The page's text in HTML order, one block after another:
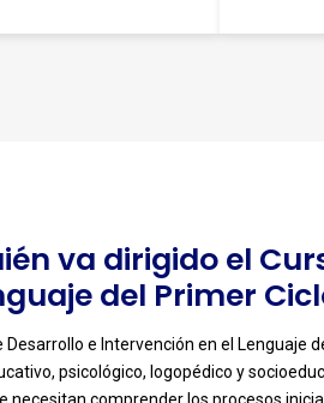
va dirigido el
del Primer
Desarrollo e Intervención en el Lenguaje
psicológico, logopédico y